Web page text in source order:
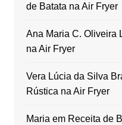
de Batata na Air Fryer
Ana Maria C. Oliveira
na Air Fryer
Vera Lúcia da Silva
Rústica na Air Fryer
Mariaem Receita de